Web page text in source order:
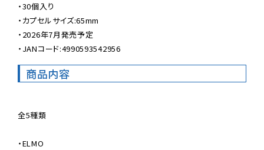
・30個入り
・カプセルサイズ:65mm
・2026年7月発売予定
・JANコード:4990593542956
商品内容
全5種類
・ELMO